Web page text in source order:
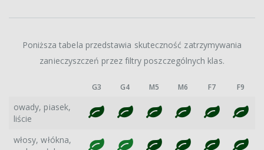
Poniższa tabela przedstawia skuteczność zatrzymywania
zanieczyszczeń przez filtry poszczególnych klas.
G3 G4 M5 M6 F7 F9
owady, piasek,
liście
włosy, włókna,